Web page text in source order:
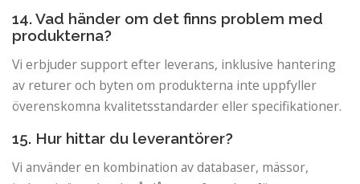
14. Vad händer om det finns problem med
produkterna?
Vi erbjuder support efter leverans, inklusive hantering
av returer och byten om produkterna inte uppfyller
överenskomna kvalitetsstandarder eller specifikationer.
15. Hur hittar du leverantörer?
Vi använder en kombination av databaser, mässor,